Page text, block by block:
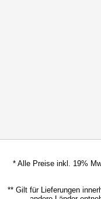
für Volkswagen
für Volvo
Radiorahmen
* Alle Preise inkl. 19%
** Gilt für Lieferungen